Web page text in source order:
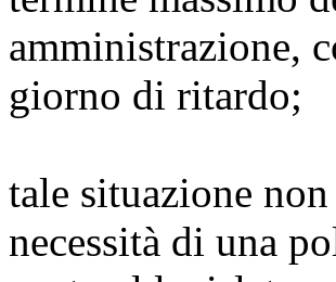
amministrazione,
giorno di ritardo;
tale situazione
necessità di una